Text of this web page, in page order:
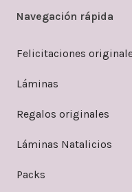
Navegación rápida
Felicitaciones
Láminas
Regalos originales
Láminas Natalicios
Packs